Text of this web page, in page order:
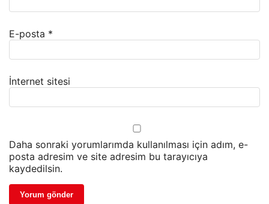
E-posta *
İnternet sitesi
Daha sonraki yorumlarımda kullanılması için adım, e-
posta adresim ve site adresim bu tarayıcıya
kaydedilsin.